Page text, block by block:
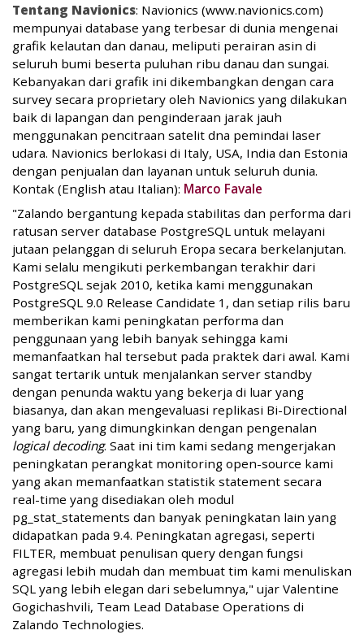
Tentang Navionics: Navionics (www.navionics.com)
mempunyai database yang terbesar di dunia mengenai
grafik kelautan dan danau, meliputi perairan asin di
seluruh bumi beserta puluhan ribu danau dan sungai.
Kebanyakan dari grafik ini dikembangkan dengan cara
survey secara proprietary oleh Navionics yang dilakukan
baik di lapangan dan penginderaan jarak jauh
menggunakan pencitraan satelit dna pemindai laser
udara. Navionics berlokasi di Italy, USA, India dan Estonia
dengan penjualan dan layanan untuk seluruh dunia.
Kontak (English atau Italian): Marco Favale
"Zalando bergantung kepada stabilitas dan performa dari
ratusan server database PostgreSQL untuk melayani
jutaan pelanggan di seluruh Eropa secara berkelanjutan.
Kami selalu mengikuti perkembangan terakhir dari
PostgreSQL sejak 2010, ketika kami menggunakan
PostgreSQL 9.0 Release Candidate 1, dan setiap rilis baru
memberikan kami peningkatan performa dan
penggunaan yang lebih banyak sehingga kami
memanfaatkan hal tersebut pada praktek dari awal. Kami
sangat tertarik untuk menjalankan server standby
dengan penunda waktu yang bekerja di luar yang
biasanya, dan akan mengevaluasi replikasi Bi-Directional
yang baru, yang dimungkinkan dengan pengenalan
logical decoding. Saat ini tim kami sedang mengerjakan
peningkatan perangkat monitoring open-source kami
yang akan memanfaatkan statistik statement secara
real-time yang disediakan oleh modul
pg_stat_statements dan banyak peningkatan lain yang
didapatkan pada 9.4. Peningkatan agregasi, seperti
FILTER, membuat penulisan query dengan fungsi
agregasi lebih mudah dan membuat tim kami menuliskan
SQL yang lebih elegan dari sebelumnya," ujar Valentine
Gogichashvili, Team Lead Database Operations di
Zalando Technologies.